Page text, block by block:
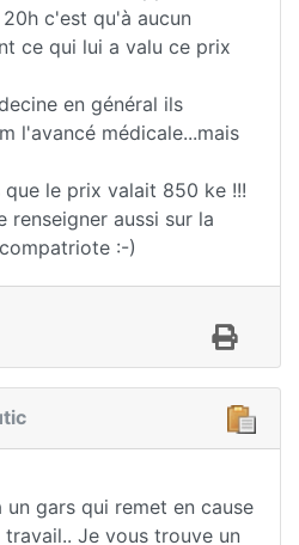
c'est qu'à aucun
ce qui lui a valu ce prix
en général ils
l'avancé médicale...mais
le prix valait 850 ke !!!
renseigner aussi sur la
:-)
gars qui remet en cause
Je vous trouve un